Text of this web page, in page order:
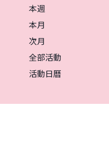
本週
本月
次月
全部活動
活動日曆